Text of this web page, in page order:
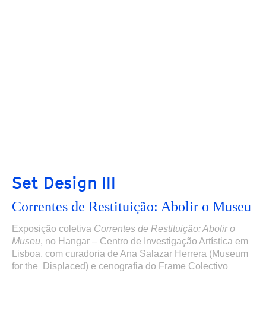
Set Design III
Correntes de Restituição: Abolir o Museu
Exposição coletiva Correntes de Restituição: Abolir o
Museu, no Hangar – Centro de Investigação Artística em
Lisboa, com curadoria de Ana Salazar Herrera (Museum
for the Displaced) e cenografia do Frame Colectivo